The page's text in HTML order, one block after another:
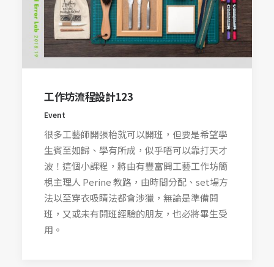
工作坊流程設計123
Event
很多工藝師開張枱就可以開班，但要是希望學
生賓至如歸、學有所成，似乎唔可以靠打天才
波！這個小課程，將由有豐富開工藝工作坊簡
梘主理人 Perine 教路，由時間分配、set場方
法以至穿衣吸睛法都會涉獵，無論是準備開
班，又或未有開班經驗的朋友，也必將畢生受
用。